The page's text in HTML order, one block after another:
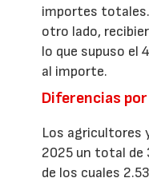
importes
otro lado,
lo que supuso el
al importe.
Diferencias
Los agricultores
2025 un total de
de los cuales